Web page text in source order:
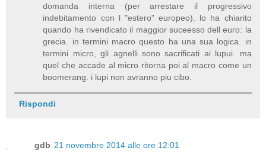
domanda interna (per arrestare il progressivo
indebitamento con l "estero" europeo). lo ha chiarito
quando ha rivendicato il maggior suceesso dell euro: la
grecia. in termini macro questo ha una sua logica. in
termini micro, gli agnelli sono sacrificati ai lupui. ma
quel che accade al micro ritorna poi al macro come un
boomerang. i lupi non avranno piu cibo.
Rispondi
gdb 21 novembre 2014 alle ore 12:01